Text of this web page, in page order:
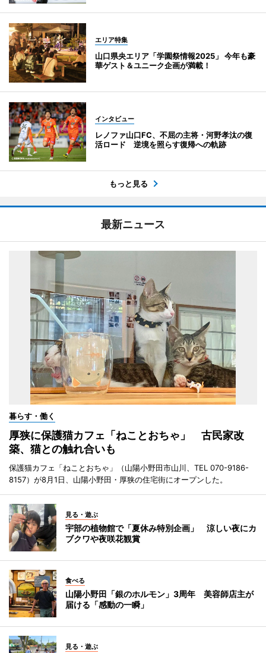
エリア特集
山口県央エリア「学園祭情報2025」 今年も豪
華ゲスト＆ユニーク企画が満載！
インタビュー
レノファ山口FC、不屈の主将・河野孝汰の復
活ロード 逆境を照らす復帰への軌跡
もっと見る
最新ニュース
暮らす・働く
厚狭に保護猫カフェ「ねことおちゃ」 古民家改
築、猫との触れ合いも
保護猫カフェ「ねことおちゃ」（山陽小野田市山川、TEL 070-9186-
8157）が8月1日、山陽小野田・厚狭の住宅街にオープンした。
見る・遊ぶ
宇部の植物館で「夏休み特別企画」 涼しい夜にカ
ブクワや夜咲花観賞
食べる
山陽小野田「銀のホルモン」3周年 美容師店主が
届ける「感動の一瞬」
見る・遊ぶ